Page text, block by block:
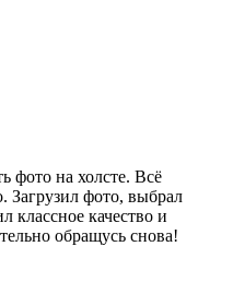
фото на холсте. Всё
Загрузил фото, выбрал
классное качество и
обращусь снова!